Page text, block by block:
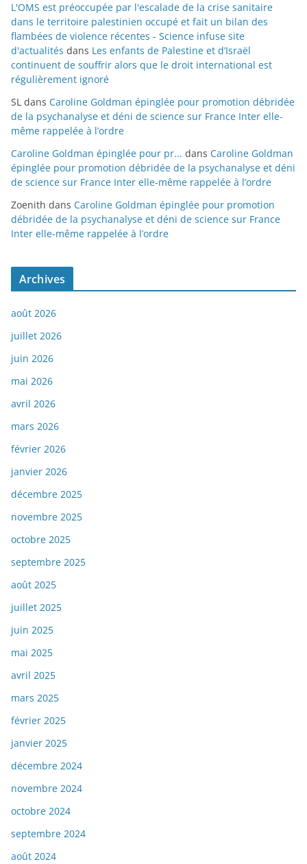
L'OMS est préoccupée par l'escalade de la crise sanitaire
dans le territoire palestinien occupé et fait un bilan des
flambées de violence récentes - Science infuse site
d'actualités dans Les enfants de Palestine et d’Israël
continuent de souffrir alors que le droit international est
régulièrement ignoré
SL dans Caroline Goldman épinglée pour promotion débridée
de la psychanalyse et déni de science sur France Inter elle-
même rappelée à l’ordre
Caroline Goldman épinglée pour pr... dans Caroline Goldman
épinglée pour promotion débridée de la psychanalyse et déni
de science sur France Inter elle-même rappelée à l’ordre
Zoenith dans Caroline Goldman épinglée pour promotion
débridée de la psychanalyse et déni de science sur France
Inter elle-même rappelée à l’ordre
Archives
août 2026
juillet 2026
juin 2026
mai 2026
avril 2026
mars 2026
février 2026
janvier 2026
décembre 2025
novembre 2025
octobre 2025
septembre 2025
août 2025
juillet 2025
juin 2025
mai 2025
avril 2025
mars 2025
février 2025
janvier 2025
décembre 2024
novembre 2024
octobre 2024
septembre 2024
août 2024